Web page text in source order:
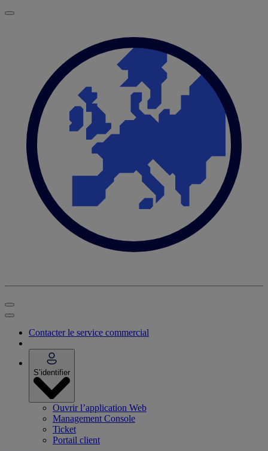
Contacter le service commercial
S’identifier
Ouvrir l’application Web
Management Console
Ticket
Portail client